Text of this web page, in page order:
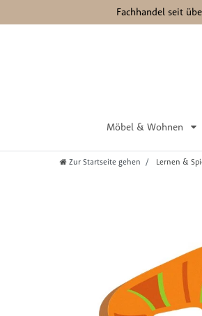
Fachhandel seit
Möbel & Wohnen
Zur Startseite gehen Lernen &